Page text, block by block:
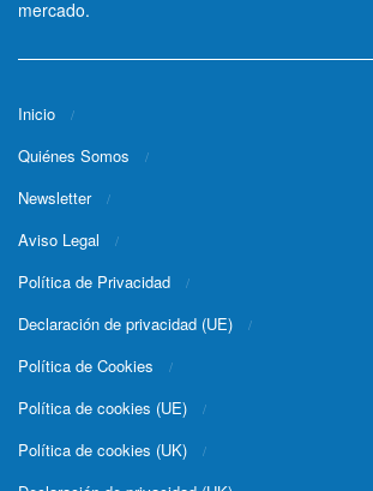
mercado.
Inicio
Quiénes Somos
Newsletter
Aviso Legal
Política de Privacidad
Declaración de privacidad (UE)
Política de Cookies
Política de cookies (UE)
Política de cookies (UK)